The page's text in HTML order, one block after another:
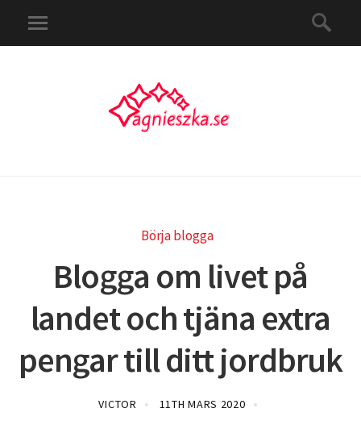
Börja blogga
Blogga om livet på
landet och tjäna extra
pengar till ditt jordbruk
VICTOR 11TH MARS 2020